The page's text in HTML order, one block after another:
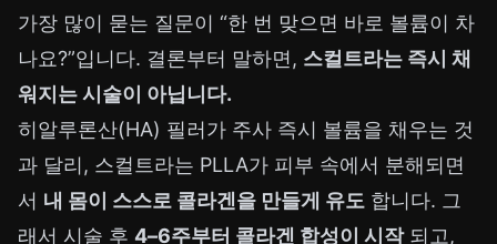
가장 많이 묻는 질문이 “한 번 맞으면 바로 볼륨이 차
나요?”입니다. 결론부터 말하면, 스컬트라는 즉시 채
워지는 시술이 아닙니다.
히알루론산(HA) 필러가 주사 즉시 볼륨을 채우는 것
과 달리, 스컬트라는 PLLA가 피부 속에서 분해되면
서 내 몸이 스스로 콜라겐을 만들게 유도 합니다. 그
래서 시술 후 4–6주부터 콜라겐 합성이 시작되고,